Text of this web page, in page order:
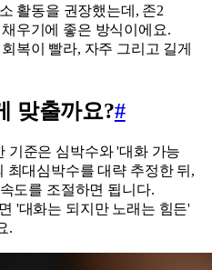
활동을 권장했는데, 존2
우기에 좋은 방식이에요.
복이 빨라, 자주 그리고 길게
맞출까요?#
기준은 심박수와 '대화 가능
최대심박수를 대략 추정한 뒤,
도를 조절하면 됩니다.
'대화는 되지만 노래는 힘든'
.